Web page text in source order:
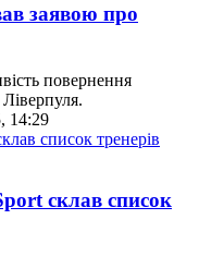
заявою про
повернення
14:29
склав список